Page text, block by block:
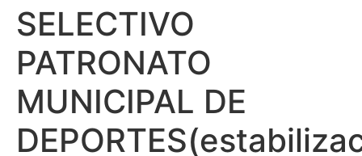
SELECTIVO
PATRONATO
MUNICIPAL DE